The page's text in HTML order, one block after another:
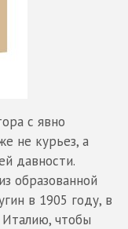
с явно
не курьез, а
давности.
образованной
в 1905 году, в
Италию, чтобы